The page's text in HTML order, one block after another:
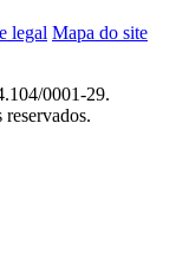
legal Mapa do site
0001-29.